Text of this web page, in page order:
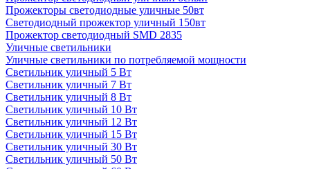
Прожекторы светодиодные уличные 50вт
Светодиодный прожектор уличный 150вт
Прожектор светодиодный SMD 2835
Уличные светильники
Уличные светильники по потребляемой мощности
Светильник уличный 5 Вт
Светильник уличный 7 Вт
Светильник уличный 8 Вт
Светильник уличный 10 Вт
Светильник уличный 12 Вт
Светильник уличный 15 Вт
Светильник уличный 30 Вт
Светильник уличный 50 Вт